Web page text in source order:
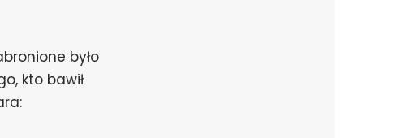
było
kto bawił